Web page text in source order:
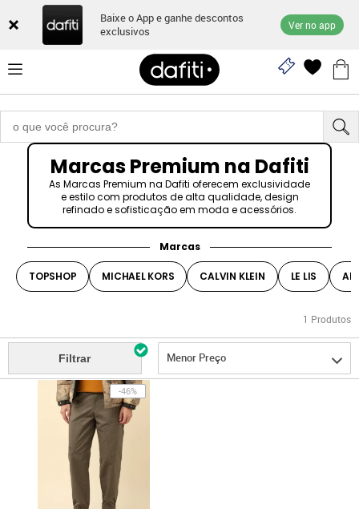
Baixe o App e ganhe descontos
exclusivos
Ver no app
Marcas Premium na Dafiti
As Marcas Premium na Dafiti oferecem exclusividade
e estilo com produtos de alta qualidade, design
refinado e sofisticação em moda e acessórios.
Marcas
TOPSHOP MICHAEL KORS CALVIN KLEIN LE LIS
1 Produtos
Filtrar Menor Preço
-46%